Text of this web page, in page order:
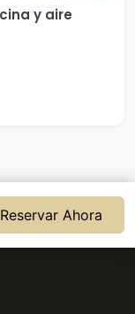
y aire
Reservar Ahora